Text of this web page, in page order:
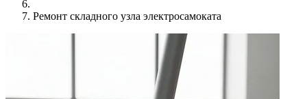
Ремонт складного узла электросамоката